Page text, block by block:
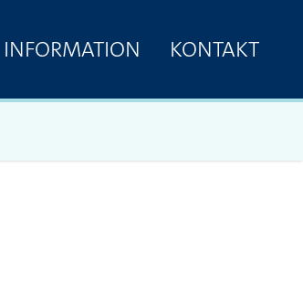
INFORMATION KONTAKT